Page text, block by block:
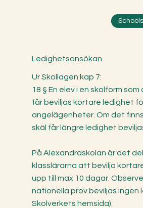
Ledighetsansökan
Ur Skollagen kap 7:
18 § En elev i en skolform som
får beviljas kortare ledighet
angelägenheter. Om det
skäl får längre ledighet
På Alexandraskolan är det
klasslärarna att bevilja
upp till max 10 dagar.
nationella prov beviljas ingen
Skolverkets hemsida).